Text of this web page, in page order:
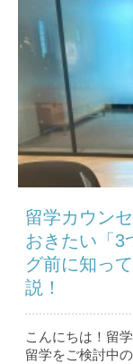
留学カウン
おきたい「3
グ前に知っ
説！
こんにちは！留
留学をご検討中